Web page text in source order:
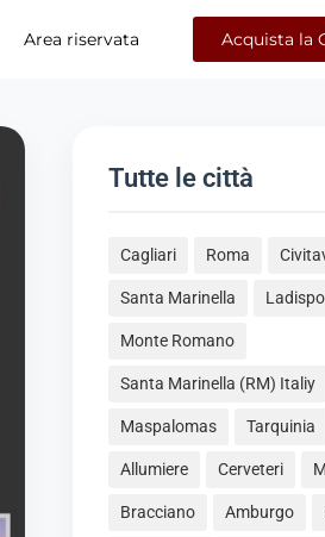
Area riservata Acquista la
Tutte le città
Cagliari Roma
Santa Marinella
Monte Romano
Santa Marinella (RM) Italiy
Maspalomas Tarquinia
Allumiere Cerveteri
Bracciano Amburgo